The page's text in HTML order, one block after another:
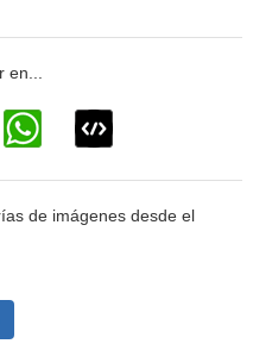
de imágenes desde el